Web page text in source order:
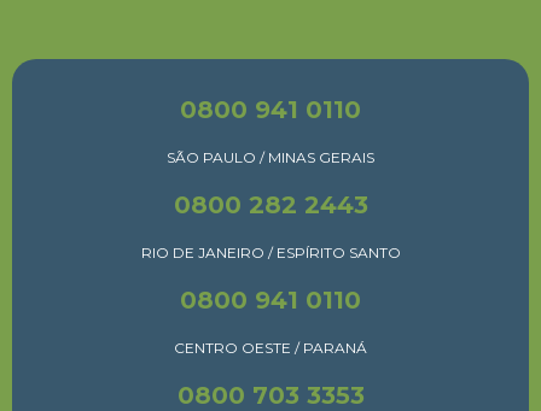
0800 941 0110
SÃO PAULO / MINAS GERAIS
0800 282 2443
RIO DE JANEIRO / ESPÍRITO SANTO
0800 941 0110
CENTRO OESTE / PARANÁ
0800 703 3353